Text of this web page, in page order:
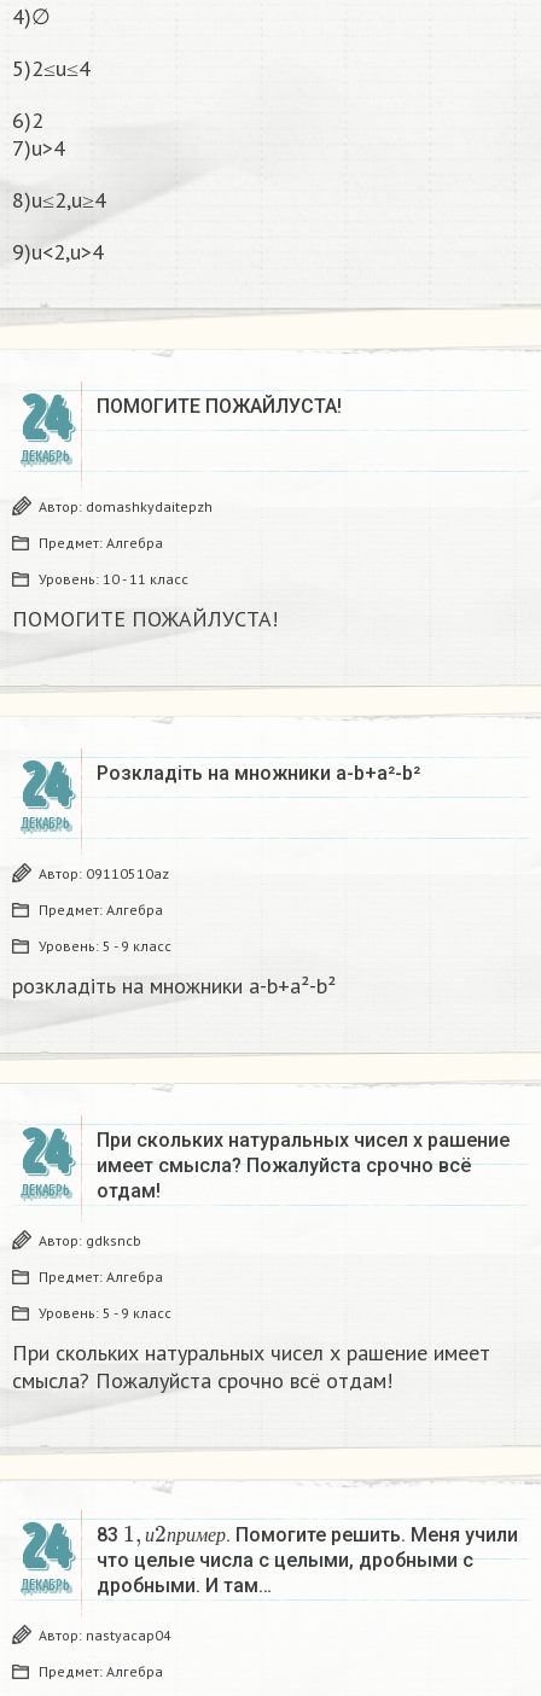
4)∅
5)2≤u≤4
6)2
7)u>4
8)u≤2,u≥4
9)u<2,u>4
24
ДЕКАБРЬ
ПОМОГИТЕ ПОЖАЙЛУСТА!
Автор: domashkydaitepzh
Предмет: Алгебра
Уровень: 10 - 11 класс
ПОМОГИТЕ ПОЖАЙЛУСТА!
24
ДЕКАБРЬ
Розкладіть на множники а-b+a²-b²​
Автор: 09110510az
Предмет: Алгебра
Уровень: 5 - 9 класс
розкладіть на множники а-b+a²-b²​
24
ДЕКАБРЬ
При скольких натуральных чисел х рашение
имеет смысла? Пожалуйста срочно всё
отдам!
Автор: gdksncb
Предмет: Алгебра
Уровень: 5 - 9 класс
При скольких натуральных чисел х рашение имеет
смысла? Пожалуйста срочно всё отдам!
24
ДЕКАБРЬ
83 и п р име р
1,и2п ример
. Помогите решить. Меня учили
что целые числа с целыми, дробными с
дробными. И там…
Автор: nastyacap04
Предмет: Алгебра